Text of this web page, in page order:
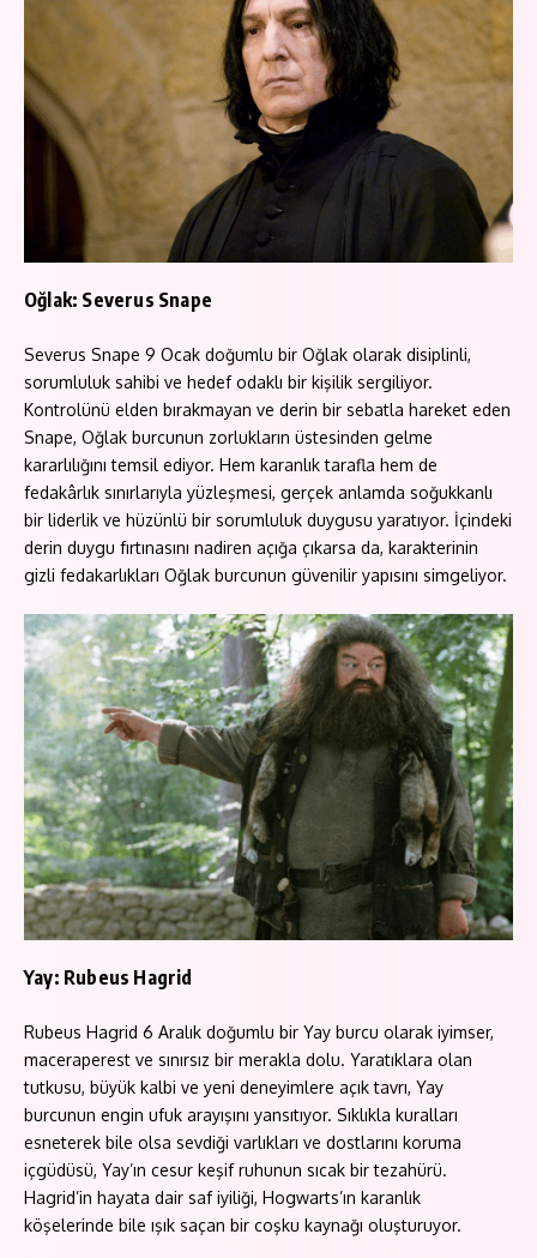
Oğlak: Severus Snape
Severus Snape 9 Ocak doğumlu bir Oğlak olarak disiplinli,
sorumluluk sahibi ve hedef odaklı bir kişilik sergiliyor.
Kontrolünü elden bırakmayan ve derin bir sebatla hareket eden
Snape, Oğlak burcunun zorlukların üstesinden gelme
kararlılığını temsil ediyor. Hem karanlık tarafla hem de
fedakârlık sınırlarıyla yüzleşmesi, gerçek anlamda soğukkanlı
bir liderlik ve hüzünlü bir sorumluluk duygusu yaratıyor. İçindeki
derin duygu fırtınasını nadiren açığa çıkarsa da, karakterinin
gizli fedakarlıkları Oğlak burcunun güvenilir yapısını simgeliyor.
Yay: Rubeus Hagrid
Rubeus Hagrid 6 Aralık doğumlu bir Yay burcu olarak iyimser,
maceraperest ve sınırsız bir merakla dolu. Yaratıklara olan
tutkusu, büyük kalbi ve yeni deneyimlere açık tavrı, Yay
burcunun engin ufuk arayışını yansıtıyor. Sıklıkla kuralları
esneterek bile olsa sevdiği varlıkları ve dostlarını koruma
içgüdüsü, Yay’ın cesur keşif ruhunun sıcak bir tezahürü.
Hagrid’in hayata dair saf iyiliği, Hogwarts’ın karanlık
köşelerinde bile ışık saçan bir coşku kaynağı oluşturuyor.